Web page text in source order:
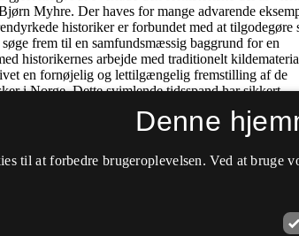
Denne
til at forbedre brugeroplevelsen. Ved at